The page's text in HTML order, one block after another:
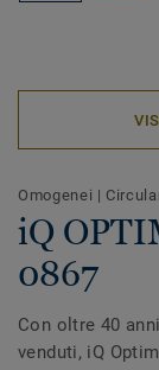
Omogenei |
iQ
0867
Con oltre 40
venduti, iQ